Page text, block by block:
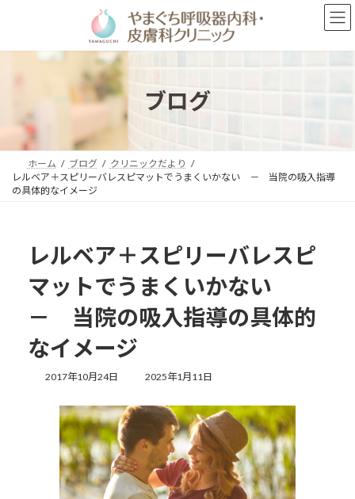
ン
プ
ー
動
ブログ
ホーム ブログ
クリニックだより
レルベア＋スピリーバレスピマットでうまくいかない － 当院の吸入指導
の具体的なイメージ
レルベア＋スピリーバレスピ
マットでうまくいかない
－ 当院の吸入指導の具体的
なイメージ
2017年10月24日
最
更
時
2025年1月11日